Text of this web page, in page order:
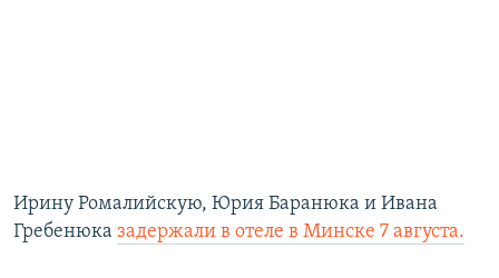
Ирину Ромалийскую, Юрия Баранюка и Ивана
Гребенюка задержали в отеле в Минске 7 августа.